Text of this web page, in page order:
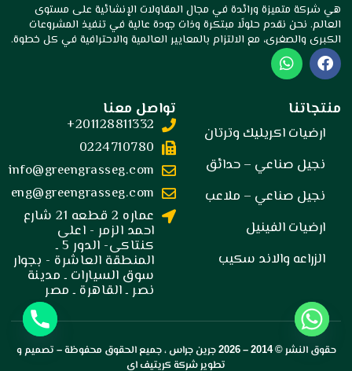
هي شركة متميزة ورائدة في مجال المقاولات الإنشائية على مستوى
العالم. نحن نقدم حلولًا مبتكرة وذات جودة عالية في تنفيذ المشروعات
الكبرى والصغرى، مع الالتزام بالمعايير العالمية والاحترافية في كل خطوة.
F
a
c
e
b
o
k
W
h
a
a
p
منتجاتنا
ارضيات اكريليك وترتان
نجيل صناعي – حدائق
نجيل صناعي – ملاعب
ارضيات الفينيل
الزراعه والاند سكيب
تواصل معنا
201128811332+
0224710780
info@greengrasseg.com
eng@greengrasseg.com
عماره 2 قطعه 21 شارع
احمد الزمر - اعلى
كنتاكى- الدور 5 ـ
المنطقة العاشرة - بجوار
سوق السيارات ـ مدينة
نصر ـ القاهرة ـ مصر
حقوق النشر © 2014 – 2026جرين جراس، جميع الحقوق محفوظة – تصميم و
تطويرشركة كريتيف اي